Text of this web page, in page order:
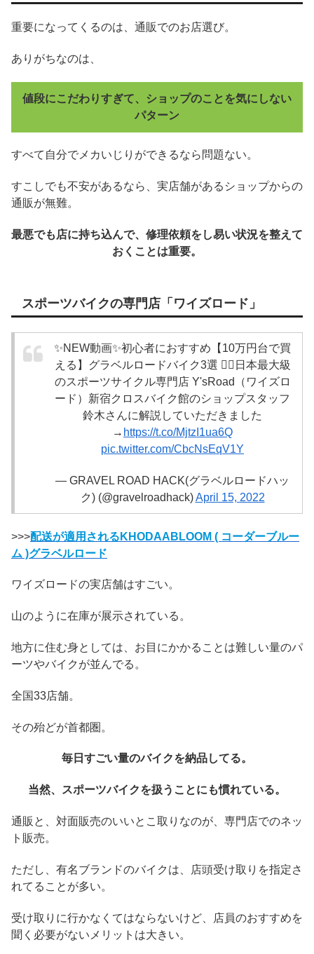
重要になってくるのは、通販でのお店選び。
ありがちなのは、
値段にこだわりすぎて、ショップのことを気にしない
パターン
すべて自分でメカいじりができるなら問題ない。
すこしでも不安があるなら、実店舗があるショップからの
通販が無難。
最悪でも店に持ち込んで、修理依頼をし易い状況を整えて
おくことは重要。
スポーツバイクの専門店「ワイズロード」
✨NEW動画✨初心者におすすめ【10万円台で買
える】グラベルロードバイク3選 🚴‍♀️日本最大級
のスポーツサイクル専門店 Y'sRoad（ワイズロ
ード）新宿クロスバイク館のショップスタッフ
鈴木さんに解説していただきました
→ https://t.co/MjtzI1ua6Q
pic.twitter.com/CbcNsEqV1Y
— GRAVEL ROAD HACK(グラベルロードハッ
ク) (@gravelroadhack)April 15, 2022
>>>配送が適用されるKHODAABLOOM ( コーダーブルー
ム )グラベルロード
ワイズロードの実店舗はすごい。
山のように在庫が展示されている。
地方に住む身としては、お目にかかることは難しい量のパ
ーツやバイクが並んでる。
全国33店舗。
その殆どが首都圏。
毎日すごい量のバイクを納品してる。
当然、スポーツバイクを扱うことにも慣れている。
通販と、対面販売のいいとこ取りなのが、専門店でのネッ
ト販売。
ただし、有名ブランドのバイクは、店頭受け取りを指定さ
れてることが多い。
受け取りに行かなくてはならないけど、店員のおすすめを
聞く必要がないメリットは大きい。